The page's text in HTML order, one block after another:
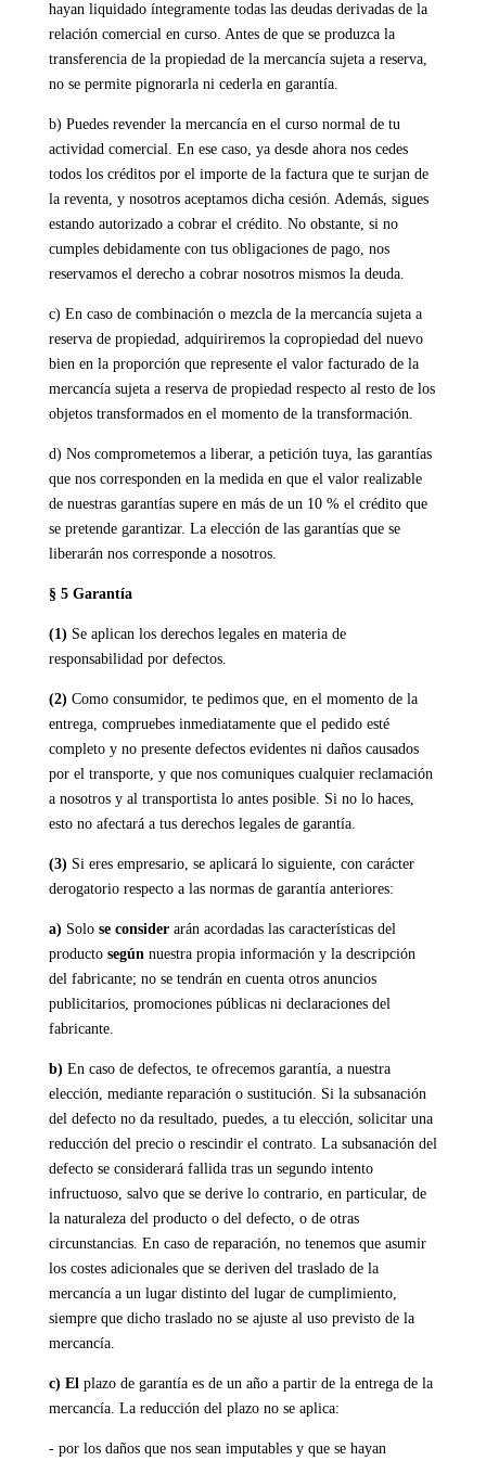
hayan liquidado íntegramente todas las deudas derivadas de la
relación comercial en curso. Antes de que se produzca la
transferencia de la propiedad de la mercancía sujeta a reserva,
no se permite pignorarla ni cederla en garantía.
b) Puedes revender la mercancía en el curso normal de tu
actividad comercial. En ese caso, ya desde ahora nos cedes
todos los créditos por el importe de la factura que te surjan de
la reventa, y nosotros aceptamos dicha cesión. Además, sigues
estando autorizado a cobrar el crédito. No obstante, si no
cumples debidamente con tus obligaciones de pago, nos
reservamos el derecho a cobrar nosotros mismos la deuda.
c) En caso de combinación o mezcla de la mercancía sujeta a
reserva de propiedad, adquiriremos la copropiedad del nuevo
bien en la proporción que represente el valor facturado de la
mercancía sujeta a reserva de propiedad respecto al resto de los
objetos transformados en el momento de la transformación.
d) Nos comprometemos a liberar, a petición tuya, las garantías
que nos corresponden en la medida en que el valor realizable
de nuestras garantías supere en más de un 10 % el crédito que
se pretende garantizar. La elección de las garantías que se
liberarán nos corresponde a nosotros.
§ 5 Garantía
(1) Se aplican los derechos legales en materia de
responsabilidad por defectos.
(2) Como consumidor, te pedimos que, en el momento de la
entrega, compruebes inmediatamente que el pedido esté
completo y no presente defectos evidentes ni daños causados
por el transporte, y que nos comuniques cualquier reclamación
a nosotros y al transportista lo antes posible. Si no lo haces,
esto no afectará a tus derechos legales de garantía.
(3) Si eres empresario, se aplicará lo siguiente, con carácter
derogatorio respecto a las normas de garantía anteriores:
a) Solo se consider arán acordadas las características del
producto según nuestra propia información y la descripción
del fabricante; no se tendrán en cuenta otros anuncios
publicitarios, promociones públicas ni declaraciones del
fabricante.
b) En caso de defectos, te ofrecemos garantía, a nuestra
elección, mediante reparación o sustitución. Si la subsanación
del defecto no da resultado, puedes, a tu elección, solicitar una
reducción del precio o rescindir el contrato. La subsanación del
defecto se considerará fallida tras un segundo intento
infructuoso, salvo que se derive lo contrario, en particular, de
la naturaleza del producto o del defecto, o de otras
circunstancias. En caso de reparación, no tenemos que asumir
los costes adicionales que se deriven del traslado de la
mercancía a un lugar distinto del lugar de cumplimiento,
siempre que dicho traslado no se ajuste al uso previsto de la
mercancía.
c) El plazo de garantía es de un año a partir de la entrega de la
mercancía. La reducción del plazo no se aplica:
- por los daños que nos sean imputables y que se hayan